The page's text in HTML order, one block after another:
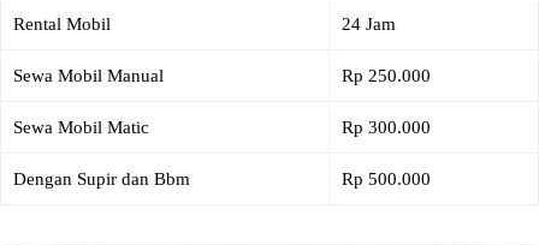
Rental Mobil 24 Jam
Sewa Mobil Manual Rp 250.000
Sewa Mobil Matic Rp 300.000
Dengan Supir dan Bbm Rp 500.000